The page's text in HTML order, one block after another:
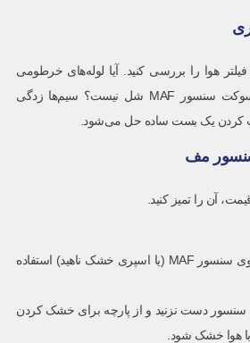
فیلتر هوا را بررسی کنید. آیا لوله‌های خرطومی
هواکش پاره نشده‌اند؟ آیا سوکت سنسور MAF شل نیست؟ سیم‌ها زدگی
کردن یک بست ساده حل می‌شود.
مف
آن را تمیز کنید.
از اسپری مخصوص شستشوی سنسور MAF (یا اسپری خشک ناهید) استفاده
سنسور دست نزنید و از پارچه برای خشک کردن
با هوا خشک شود.